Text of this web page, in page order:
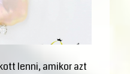
lenni, amikor azt